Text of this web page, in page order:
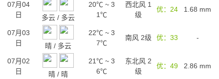
07月04
日
多云/ 多云
20℃ ~ 3
1℃
西北风 1
级
优：24 1.68 mm
07月03
日
晴/ 多云
22℃ ~ 3
7℃
南风 2级 优：33 -
07月02
日
晴/ 晴
21℃ ~ 3
6℃
东北风 2
级
优：49 2.86 mm